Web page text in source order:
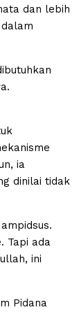
dan lebih
ia
dinilai tidak
Tapi ada
ini
Pidana